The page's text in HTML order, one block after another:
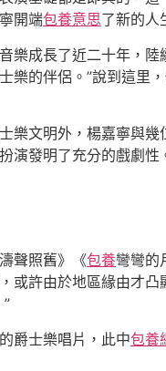
開端包養意思了新的人
成長了近二十年，陸
樂的伴侶。”說到這里
文明外，楊嘉寧與
發明了充分的戲劇
聲照舊》《包養彎彎的
或許由於地區緣由才
爵士樂唱片，此中包養